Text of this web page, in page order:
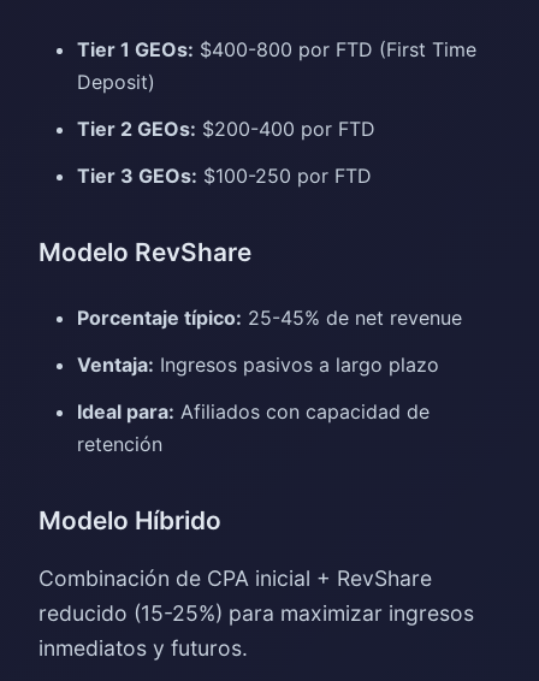
Tier 1 GEOs: $400-800 por FTD (First Time
Deposit)
Tier 2 GEOs: $200-400 por FTD
Tier 3 GEOs: $100-250 por FTD
Modelo RevShare
Porcentaje típico: 25-45% de net revenue
Ventaja: Ingresos pasivos a largo plazo
Ideal para: Afiliados con capacidad de
retención
Modelo Híbrido
Combinación de CPA inicial + RevShare
reducido (15-25%) para maximizar ingresos
inmediatos y futuros.